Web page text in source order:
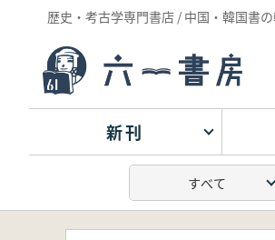
歴史・考古学専門書店 / 中国・韓国書
新刊